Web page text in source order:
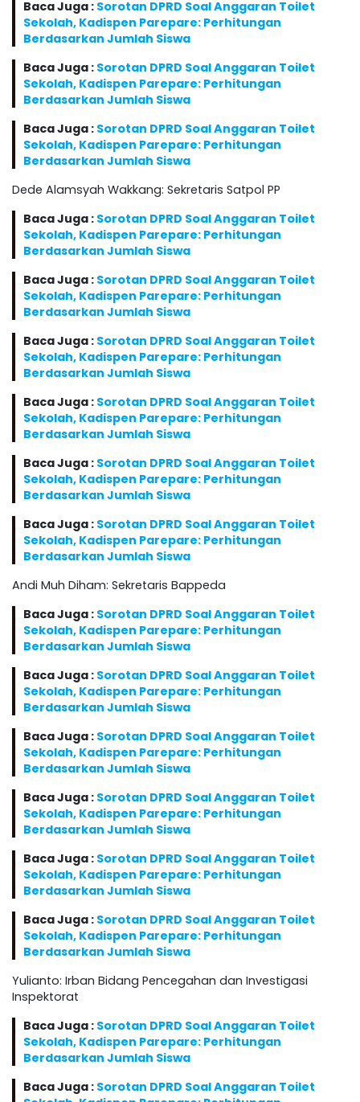
Baca Juga : Sorotan DPRD Soal Anggaran Toilet
Sekolah, Kadispen Parepare: Perhitungan
Berdasarkan Jumlah Siswa
Baca Juga : Sorotan DPRD Soal Anggaran Toilet
Sekolah, Kadispen Parepare: Perhitungan
Berdasarkan Jumlah Siswa
Baca Juga : Sorotan DPRD Soal Anggaran Toilet
Sekolah, Kadispen Parepare: Perhitungan
Berdasarkan Jumlah Siswa
Dede Alamsyah Wakkang: Sekretaris Satpol PP
Baca Juga : Sorotan DPRD Soal Anggaran Toilet
Sekolah, Kadispen Parepare: Perhitungan
Berdasarkan Jumlah Siswa
Baca Juga : Sorotan DPRD Soal Anggaran Toilet
Sekolah, Kadispen Parepare: Perhitungan
Berdasarkan Jumlah Siswa
Baca Juga : Sorotan DPRD Soal Anggaran Toilet
Sekolah, Kadispen Parepare: Perhitungan
Berdasarkan Jumlah Siswa
Baca Juga : Sorotan DPRD Soal Anggaran Toilet
Sekolah, Kadispen Parepare: Perhitungan
Berdasarkan Jumlah Siswa
Baca Juga : Sorotan DPRD Soal Anggaran Toilet
Sekolah, Kadispen Parepare: Perhitungan
Berdasarkan Jumlah Siswa
Baca Juga : Sorotan DPRD Soal Anggaran Toilet
Sekolah, Kadispen Parepare: Perhitungan
Berdasarkan Jumlah Siswa
Andi Muh Diham: Sekretaris Bappeda
Baca Juga : Sorotan DPRD Soal Anggaran Toilet
Sekolah, Kadispen Parepare: Perhitungan
Berdasarkan Jumlah Siswa
Baca Juga : Sorotan DPRD Soal Anggaran Toilet
Sekolah, Kadispen Parepare: Perhitungan
Berdasarkan Jumlah Siswa
Baca Juga : Sorotan DPRD Soal Anggaran Toilet
Sekolah, Kadispen Parepare: Perhitungan
Berdasarkan Jumlah Siswa
Baca Juga : Sorotan DPRD Soal Anggaran Toilet
Sekolah, Kadispen Parepare: Perhitungan
Berdasarkan Jumlah Siswa
Baca Juga : Sorotan DPRD Soal Anggaran Toilet
Sekolah, Kadispen Parepare: Perhitungan
Berdasarkan Jumlah Siswa
Baca Juga : Sorotan DPRD Soal Anggaran Toilet
Sekolah, Kadispen Parepare: Perhitungan
Berdasarkan Jumlah Siswa
Yulianto: Irban Bidang Pencegahan dan Investigasi
Inspektorat
Baca Juga : Sorotan DPRD Soal Anggaran Toilet
Sekolah, Kadispen Parepare: Perhitungan
Berdasarkan Jumlah Siswa
Baca Juga : Sorotan DPRD Soal Anggaran Toilet